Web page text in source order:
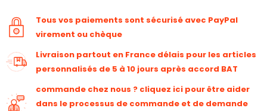
Tous vos paiements sont sécurisé avec PayPal
virement ou chèque
Livraison partout en France délais pour les articles
personnalisés de 5 à 10 jours après accord BAT
commande chez nous ? cliquez ici pour être aider
dans le processus de commande et de demande